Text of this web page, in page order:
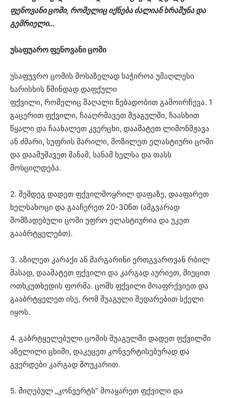
ფენოვანი ცომი, რომელიც იქნება ძალიან ხრაშუნა და
გემრიელი…
უსაფუარო ფენოვანი ცომი
უსაფუვრო ცომის მოსაზელად საჭიროა უმაღლესი
ხარისხის წმინდად დაფქული
ფქვილი, რომელიც მაღალი წებადობით გამოირჩევა. 1
გაცერით ფქვილი, ჩააღრმავეთ შუაგულში, ჩაასხით
წყალი და ჩაახალეთ კვერცხი, დაამატეთ ლიმონმჟავა
ან ძმარი, სუფრის მარილი, მოზილეთ ელასტიური ცომი
და დაამუშავეთ მანამ, სანამ ხელსა და თასს
მოსცილდება.
2. შემდეგ დადეთ ფქვილმოყრილ დაფაზე, დააფარეთ
ხელსახოცი და გააჩერეთ 20-30წთ (ამგვარად
მომზადებული ცომი უფრო ელასტიურია და უკეთ
გააბრტყელებთ).
3. აზილეთ კარაქი ან მარგარინი ერთგვაროვან რბილ
მასად, დაამატეთ ფქვილი და კარგად აურიეთ, მიეცით
ოთხკუთხედის ფორმა. ცომს ფქვილი მოაფრქვიეთ და
გააბრტყელეთ ისე, რომ შუაგული შედარებით სქელი
იყოს.
4. გაბრტყელებული ცომის შუაგულში დადეთ ფქვილში
აზელილი ცხიმი, დაკეცეთ კონვერტისებურად და
გვერდები კარგად მოუკარით.
5. მიღებულ „კონვერტს“ მოაყარეთ ფქვილი და